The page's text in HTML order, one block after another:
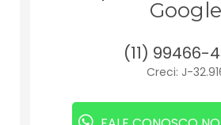
Google
(11) 99466-
Creci: J-